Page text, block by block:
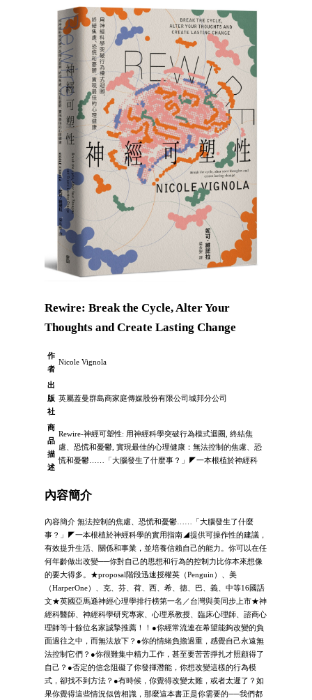
Rewire: Break the Cycle, Alter Your
Thoughts and Create Lasting Change
作
者
Nicole Vignola
出
版
社
英屬蓋曼群島商家庭傳媒股份有限公司城邦分公司
商
品
描
述
Rewire-神經可塑性: 用神經科學突破行為模式迴圈, 終結焦
慮、恐慌和憂鬱, 實現最佳的心理健康：無法控制的焦慮、恐
慌和憂鬱……「大腦發生了什麼事？」◤一本根植於神經科
內容簡介
內容簡介 無法控制的焦慮、恐慌和憂鬱……「大腦發生了什麼
事？」◤一本根植於神經科學的實用指南◢提供可操作性的建議，
有效提升生活、關係和事業，並培養信賴自己的能力。你可以在任
何年齡做出改變──你對自己的思想和行為的控制力比你本來想像
的要大得多。★proposal階段迅速授權英（Penguin）、美
（HarperOne）、克、芬、荷、西、希、德、巴、義、中等16國語
文★英國亞馬遜神經心理學排行榜第一名／台灣與美同步上市★神
經科醫師、神經科學研究專家、心理系教授、臨床心理師、諮商心
理師等十餘位名家誠摯推薦！！●你經常流連在希望能夠改變的負
面過往之中，而無法放下？●你的情緒負擔過重，感覺自己永遠無
法控制它們？●你很難集中精力工作，甚至要苦苦掙扎才照顧得了
自己？●否定的信念阻礙了你發揮潛能，你想改變這樣的行為模
式，卻找不到方法？●有時候，你覺得改變太難，或者太遲了？如
果你覺得這些情況似曾相識，那麼這本書正是你需要的──我們都